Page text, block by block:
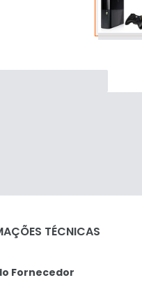
TÉCNICAS
Fornecedor